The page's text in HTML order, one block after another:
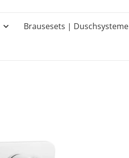
Brausesets | Duschsysteme